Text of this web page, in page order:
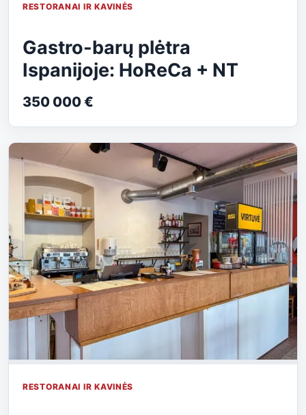
RESTORANAI IR KAVINĖS
Gastro-barų plėtra
Ispanijoje: HoReCa + NT
350 000 €
RESTORANAI IR KAVINĖS